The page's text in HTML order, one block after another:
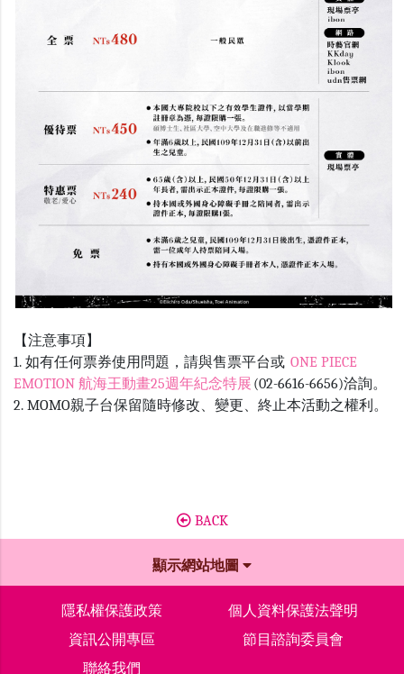
【注意事項】
1. 如有任何票券使用問題，請與售票平台或 ONE PIECE
EMOTION 航海王動畫25週年紀念特展 (02-6616-6656)洽詢。
2. MOMO親子台保留隨時修改、變更、終止本活動之權利。
BACK
顯示網站地圖
隱私權保護政策
個人資料保護法聲明
資訊公開專區
節目諮詢委員會
聯絡我們